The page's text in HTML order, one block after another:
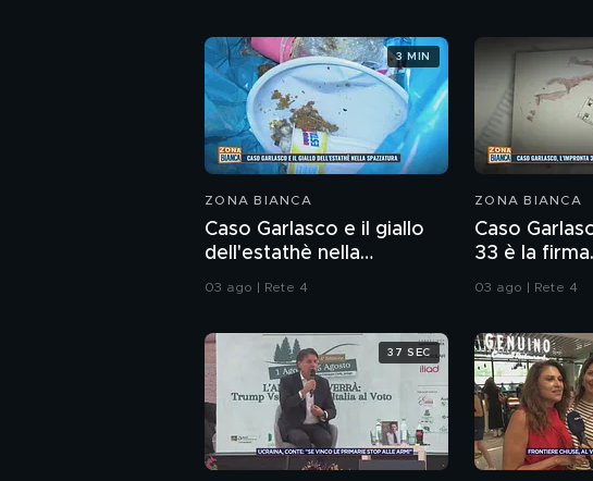
ZONA BIANCA
Caso Garlasco e il giallo
dell'estathè nella
spazzatura
03 ago | Rete 4
3 MIN
ZONA BIANCA
Caso
33 è la firma
03 ago | Rete 4
37 SEC